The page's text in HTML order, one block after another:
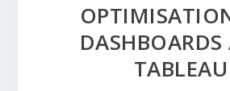
DASHBOARDS
TABLEAU